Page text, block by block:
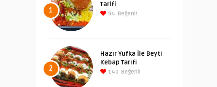
1
Tarifi
94 Beğeni!
2
Hazır Yufka İle Beyti
Kebap Tarifi
140 Beğeni!